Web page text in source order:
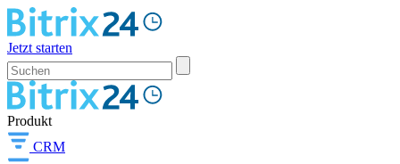
Jetzt starten
Produkt
CRM